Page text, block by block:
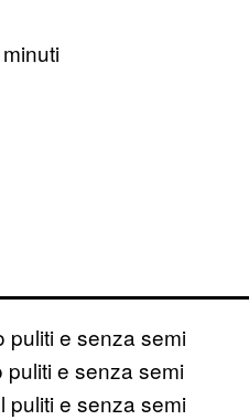
puliti e senza semi
e senza semi
puliti e senza semi